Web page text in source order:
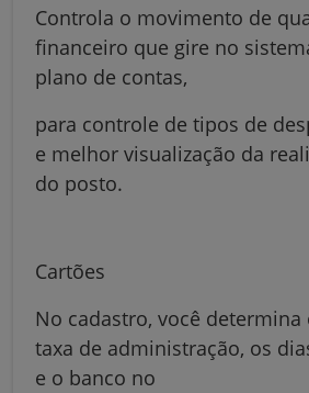
Controla o movimento de
financeiro que gire no
plano de contas,
para controle de tipos de
e melhor visualização da
do posto.
Cartões
No cadastro, você
taxa de administração, os
e o banco no